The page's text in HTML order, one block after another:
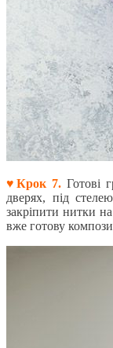
♥Крок 7.Готові
дверях, під
закріпити нитки
вже готову